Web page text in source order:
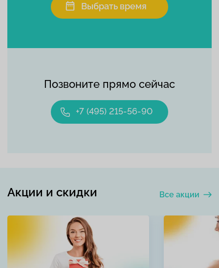
Позвоните прямо сейчас
+7 (495) 215-56-90
Выбрать время
Все акции
Акции и скидки